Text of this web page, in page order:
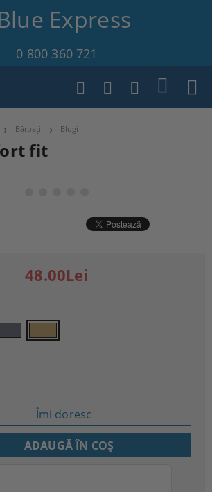
Express
0 800 360 721
Bărbați Blugi
fit
48.00Lei
Îmi doresc